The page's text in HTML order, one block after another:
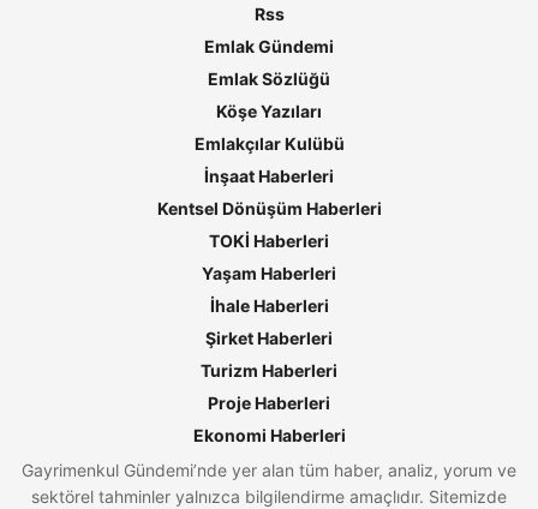
Rss
Emlak Gündemi
Emlak Sözlüğü
Köşe Yazıları
Emlakçılar Kulübü
İnşaat Haberleri
Kentsel Dönüşüm Haberleri
TOKİ Haberleri
Yaşam Haberleri
İhale Haberleri
Şirket Haberleri
Turizm Haberleri
Proje Haberleri
Ekonomi Haberleri
Gayrimenkul Gündemi’nde yer alan tüm haber, analiz, yorum ve
sektörel tahminler yalnızca bilgilendirme amaçlıdır. Sitemizde